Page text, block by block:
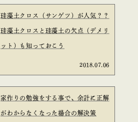
珪藻土クロス（サンゲツ）が人気？？
珪藻土クロスと珪藻土の欠点（デメリ
ット）も知っておこう
2018.07.06
家作りの勉強をする事で、余計に正解
がわからなくなった場合の解決策